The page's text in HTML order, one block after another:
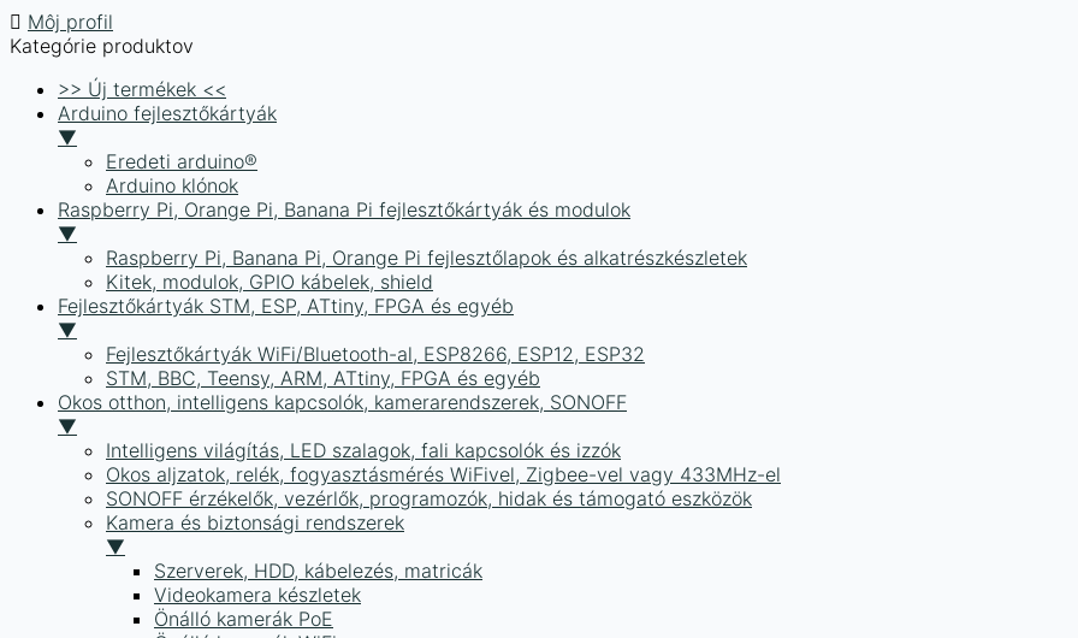
Môj profil
Kategórie produktov
>> Új termékek <<
Arduino fejlesztőkártyák
▼
Eredeti arduino®
Arduino klónok
Raspberry Pi, Orange Pi, Banana Pi fejlesztőkártyák és modulok
▼
Raspberry Pi, Banana Pi, Orange Pi fejlesztőlapok és alkatrészkészletek
Kitek, modulok, GPIO kábelek, shield
Fejlesztőkártyák STM, ESP, ATtiny, FPGA és egyéb
▼
Fejlesztőkártyák WiFi/Bluetooth-al, ESP8266, ESP12, ESP32
STM, BBC, Teensy, ARM, ATtiny, FPGA és egyéb
Okos otthon, intelligens kapcsolók, kamerarendszerek, SONOFF
▼
Intelligens világítás, LED szalagok, fali kapcsolók és izzók
Okos aljzatok, relék, fogyasztásmérés WiFivel, Zigbee-vel vagy 433MHz-el
SONOFF érzékelők, vezérlők, programozók, hidak és támogató eszközök
Kamera és biztonsági rendszerek
▼
Szerverek, HDD, kábelezés, matricák
Videokamera készletek
Önálló kamerák PoE